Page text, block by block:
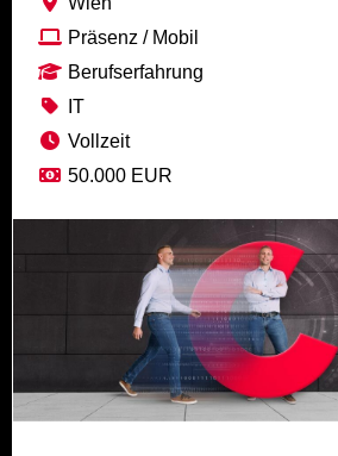
Präsenz / Mobil
Berufserfahrung
IT
Vollzeit
50.000 EUR